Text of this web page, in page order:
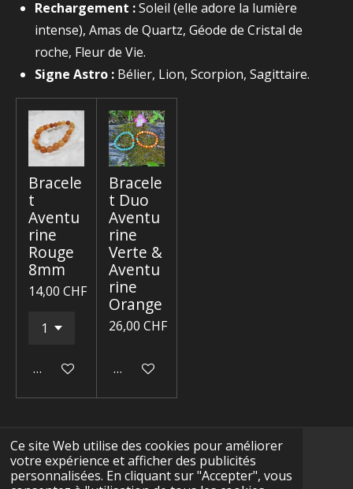
Ce site Web utilise des cookies pour améliorer
votre expérience et afficher des publicités
personnalisées. En cliquant sur "Accepter", vous
Rechargement :Soleil (elle adore la lumière
intense), Amas de Quartz, Géode de Cristal de
roche, Fleur de Vie.
Signe Astro : Bélier, Lion, Scorpion, Sagittaire.
Bracele
t
Aventu
rine
Rouge
8mm
14,00 CHF
Ajouter au panier
Bracele
t Duo
Aventu
rine
Verte &
Aventu
rine
Orange
26,00 CHF
Ajouter au panier
F
a
I
n
Y
o
T
i
W
h